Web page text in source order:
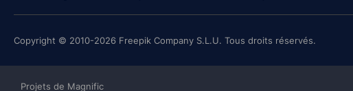
Copyright © 2010-2026 Freepik Company S.L.U. Tous droits réservés.
Projets de Magnific